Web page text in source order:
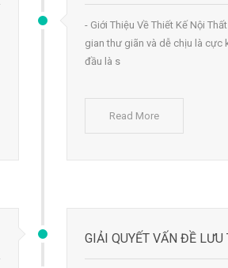
- Giới Thiệu Về Thiết Kế Nội
gian thư giãn và dễ chịu là cực
đầu là s
Read More
GIẢI QUYẾT VẤN ĐỀ